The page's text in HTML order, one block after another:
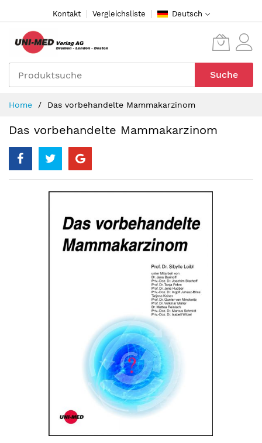
Inhalt
Kontakt Vergleichsliste Deutsch
Suche
Home Das vorbehandelte Mammakarzinom
Das vorbehandelte Mammakarzinom